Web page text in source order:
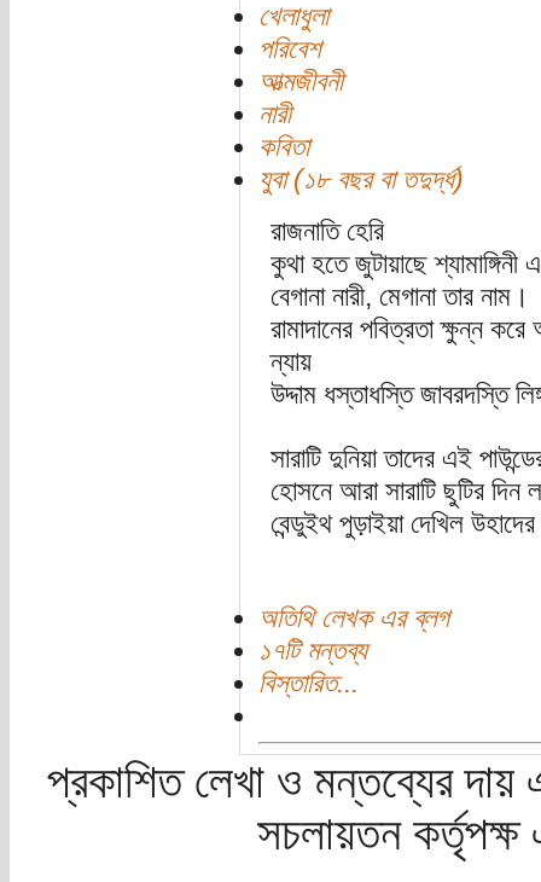
খেলাধুলা
পরিবেশ
আত্মজীবনী
নারী
কবিতা
যুবা (১৮ বছর বা তদুর্দ্ধ)
রাজনাতি হেরি
কুথা হতে জুটায়াছে শ্যামাঙ্গিনী
বেগানা নারী, মেগানা তার নাম।
রামাদানের পবিত্রতা ক্ষুন্ন
ন্যায়
উদ্দাম ধস্তাধস্তি জাবরদস্তি
সারাটি দুনিয়া তাদের এই
হোসনে আরা সারাটি ছুটির
বেন্ডুইথ পুড়াইয়া দেখিল
অতিথি লেখক এর ব্লগ
১৭টি মন্তব্য
বিস্তারিত...
প্রকাশিত লেখা ও মন্তব্যের দায়
সচলায়তন